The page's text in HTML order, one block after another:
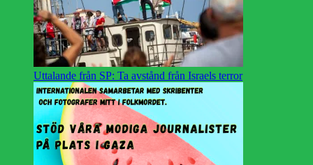
Uttalande från SP: Ta avstånd från Israels terror